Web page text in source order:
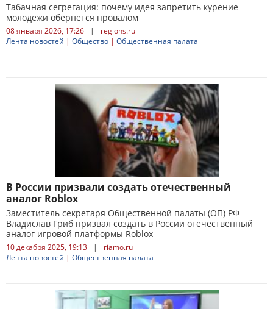
Табачная сегрегация: почему идея запретить курение
молодежи обернется провалом
08 января 2026, 17:26 |
regions.ru
Лента новостей | Общество | Общественная палата
В России призвали создать отечественный
аналог Roblox
Заместитель секретаря Общественной палаты (ОП) РФ
Владислав Гриб призвал создать в России отечественный
аналог игровой платформы Roblox
10 декабря 2025, 19:13 |
riamo.ru
Лента новостей | Общественная палата